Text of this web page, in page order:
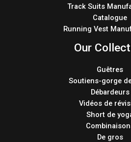
Track Suits
Catalogue
Running Vest
Our
Guêtres
Soutiens-gorge
Débardeurs
Vidéos de
Short de
De gros